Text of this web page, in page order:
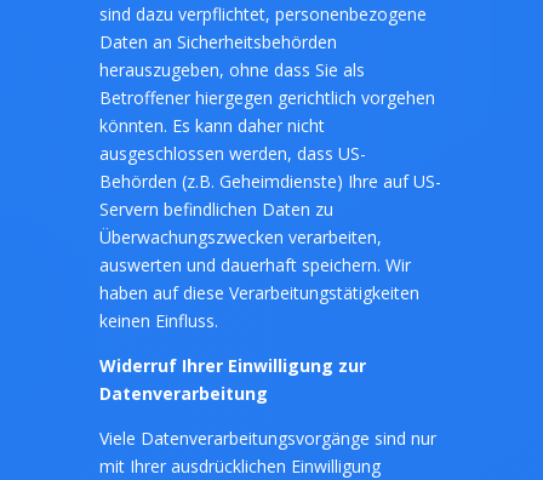
sind dazu verpflichtet, personenbezogene
Daten an Sicherheitsbehörden
herauszugeben, ohne dass Sie als
Betroffener hiergegen gerichtlich vorgehen
könnten. Es kann daher nicht
ausgeschlossen werden, dass US-
Behörden (z.B. Geheimdienste) Ihre auf US-
Servern befindlichen Daten zu
Überwachungszwecken verarbeiten,
auswerten und dauerhaft speichern. Wir
haben auf diese Verarbeitungstätigkeiten
keinen Einfluss.
Widerruf Ihrer Einwilligung zur
Datenverarbeitung
Viele Datenverarbeitungsvorgänge sind nur
mit Ihrer ausdrücklichen Einwilligung